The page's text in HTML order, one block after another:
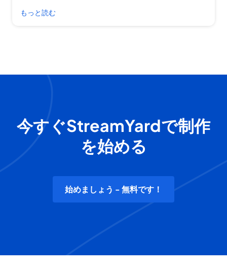
もっと読む
今すぐStreamYardで制作
を始める
始めましょう - 無料です！